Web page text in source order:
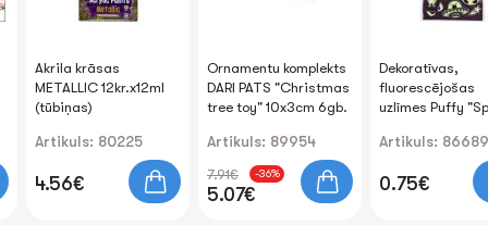
Akrila krāsas
METALLIC 12kr.х12ml
(tūbiņas)
Artikuls: 80225
4.56€
Ornamentu komplekts
DARI PATS "Christmas
tree toy" 10x3cm 6gb.
Artikuls: 89954
7.91€ -36%
5.07€
Dekoratīvas,
fluorescējošas
uzlīmes Puffy
Artikuls: 86689
0.75€